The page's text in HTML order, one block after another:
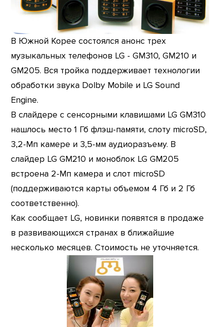
В Южной Корее состоялся анонс трех
музыкальных телефонов LG - GM310, GM210 и
GM205. Вся тройка поддерживает технологии
обработки звука Dolby Mobile и LG Sound
Engine.
В слайдере с сенсорными клавишами LG GM310
нашлось место 1 Гб флэш-памяти, слоту microSD,
3,2-Мп камере и 3,5-мм аудиоразъему. В
слайдер LG GM210 и моноблок LG GM205
встроена 2-Мп камера и слот microSD
(поддерживаются карты объемом 4 Гб и 2 Гб
соответственно).
Как сообщает LG, новинки появятся в продаже
в развивающихся странах в ближайшие
несколько месяцев. Стоимость не уточняется.